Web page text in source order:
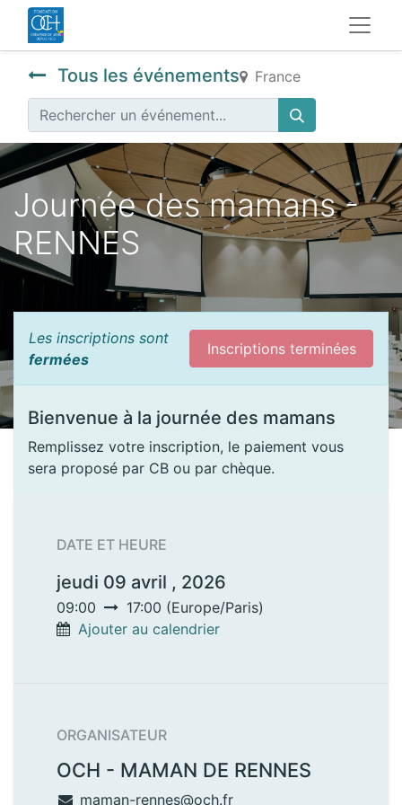
Tous les événements France
Journée des mamans -
RENNES
Les inscriptions sont
fermées
Inscriptions terminées
Bienvenue à la journée des mamans
Remplissez votre inscription, le paiement vous
sera proposé par CB ou par chèque.
DATE ET HEURE
jeudi 09 avril , 2026
09:00 17:00 (Europe/Paris)
Ajouter au calendrier
ORGANISATEUR
OCH - MAMAN DE RENNES
maman-rennes@och.fr